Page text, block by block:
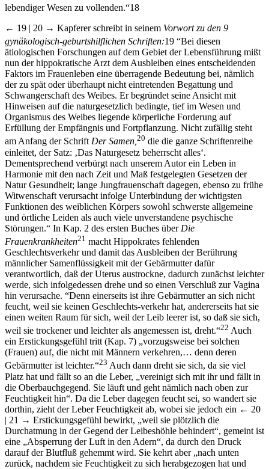
lebendiger Wesen zu vollenden.“18
← 19 | 20 → Kapferer schreibt in seinem Vorwort zu den 9
gynäkologisch-geburtshilflichen Schriften:19 “Bei diesen
ätiologischen Forschungen auf dem Gebiet der Lebensführung mißt
nun der hippokratische Arzt dem Ausbleiben eines entscheidenden
Faktors im Frauenleben eine überragende Bedeutung bei, nämlich
der zu spät oder überhaupt nicht eintretenden Begattung und
Schwangerschaft des Weibes. Er begründet seine Ansicht mit
Hinweisen auf die naturgesetzlich bedingte, tief im Wesen und
Organismus des Weibes liegende körperliche Forderung auf
Erfüllung der Empfängnis und Fortpflanzung. Nicht zufällig steht
am Anfang der SchriftDer Samen,20 die die ganze Schriftenreihe
einleitet, der Satz: ‚Das Naturgesetz beherrscht alles‘.
Dementsprechend verbürgt nach unserem Autor ein Leben in
Harmonie mit den nach Zeit und Maß festgelegten Gesetzen der
Natur Gesundheit; lange Jungfrauenschaft dagegen, ebenso zu frühe
Witwenschaft verursacht infolge Unterbindung der wichtigsten
Funktionen des weiblichen Körpers sowohl schwerste allgemeine
und örtliche Leiden als auch viele unverstandene psychische
Störungen.“ In Kap. 2 des ersten Buches über Die
Frauenkrankheiten21 macht Hippokrates fehlenden
Geschlechtsverkehr und damit das Ausbleiben der Berührung
männlicher Samenflüssigkeit mit der Gebärmutter dafür
verantwortlich, daß der Uterus austrockne, dadurch zunächst leichter
werde, sich infolgedessen drehe und so einen Verschluß zur Vagina
hin verursache. “Denn einerseits ist ihre Gebärmutter an sich nicht
feucht, weil sie keinen Geschlechts-verkehr hat, andererseits hat sie
einen weiten Raum für sich, weil der Leib leerer ist, so daß sie sich,
weil sie trockener und leichter als angemessen ist, dreht.“22 Auch
ein Erstickungsgefühl tritt (Kap. 7) „vorzugsweise bei solchen
(Frauen) auf, die nicht mit Männern verkehren,… denn deren
Gebärmutter ist leichter.“23 Auch dann dreht sie sich, da sie viel
Platz hat und fällt so an die Leber, „vereinigt sich mit ihr und fällt in
die Oberbauchgegend. Sie läuft und geht nämlich nach oben zur
Feuchtigkeit hin“. Da die Leber dagegen feucht sei, so wandert sie
dorthin, zieht der Leber Feuchtigkeit ab, wobei sie jedoch ein ← 20
| 21 → Erstickungsgefühl bewirkt, „weil sie plötzlich die
Durchatmung in der Gegend der Leibeshöhle behindert“, gemeint ist
eine „Absperrung der Luft in den Adern“, da durch den Druck
darauf der Blutfluß gehemmt wird. Sie kehrt aber „nach unten
zurück, nachdem sie Feuchtigkeit zu sich herabgezogen hat und